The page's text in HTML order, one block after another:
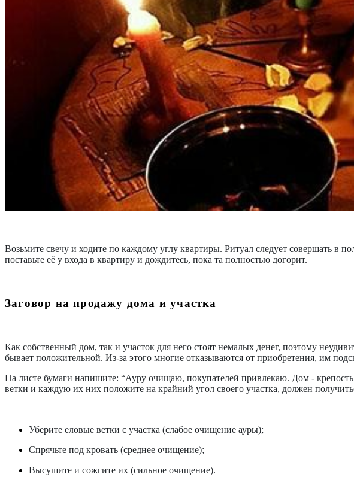
Возьмите свечу и ходите по каждому углу квартиры. Ритуал следует совершать в
поставьте её у входа в квартиру и дождитесь, пока та полностью догорит.
Заговор на продажу дома и участка
Как собственный дом, так и участок для него стоят немалых денег, поэтому
бывает положительной. Из-за этого многие отказываются от приобретения, им
На листе бумаги напишите: “Ауру очищаю, покупателей привлекаю. Дом -
ветки и каждую их них положите на крайний угол своего участка, должен
Уберите еловые ветки с участка (слабое очищение ауры);
Спрячьте под кровать (среднее очищение);
Высушите и сожгите их (сильное очищение).